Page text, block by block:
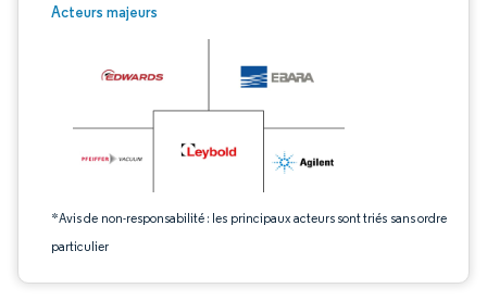
Acteurs majeurs
*Avis de non-responsabilité : les principaux acteurs sont triés sans ordre
particulier
Image © Mordor Intelligence. La réutilisation nécessite une attribution sous CC